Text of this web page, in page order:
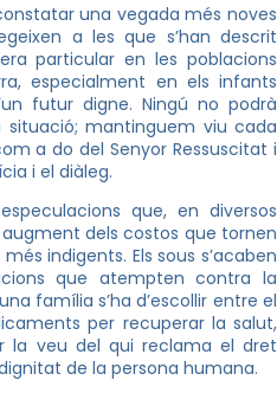
una vegada més noves
a les que s’han descrit
particular en les poblacions
especialment en els infants
futur digne. Ningú no podrà
mantinguem viu cada
a do del Senyor Ressuscitat i
i el diàleg.
que, en diversos
dels costos que tornen
indigents. Els sous s’acaben
que atempten contra la
família s’ha d’escollir entre el
per recuperar la salut,
la veu del qui reclama el dret
de la persona humana.